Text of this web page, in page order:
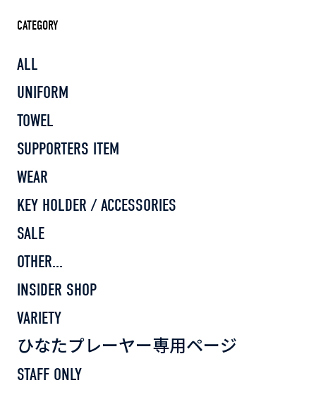
CATEGORY
ALL
UNIFORM
TOWEL
SUPPORTERS ITEM
WEAR
KEY HOLDER / ACCESSORIES
SALE
OTHER...
INSIDER SHOP
VARIETY
ひなたプレーヤー専用ページ
STAFF ONLY